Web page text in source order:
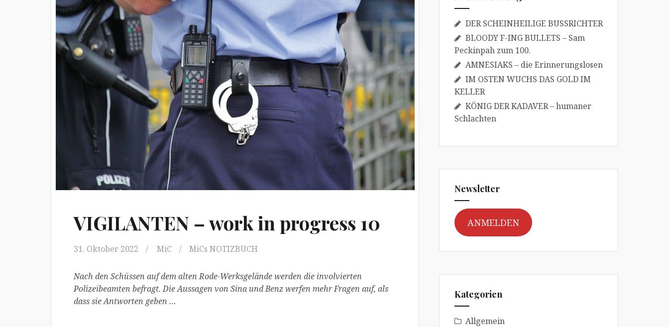
VIGILANTEN – work in progress 10
31. Oktober 2022 MiC MiCs NOTIZBUCH
Nach den Schüssen auf dem alten Rode-Werksgelände werden die involvierten
Polizeibeamten befragt. Die Aussagen von Sina und Benz werfen mehr Fragen auf, als
dass sie Antworten geben …
DER SCHEINHEILIGE BUSSRICHTER
BLOODY F-ING BULLETS – Sam
Peckinpah zum 100.
AMNESIAKS – die Erinnerungslosen
IM OSTEN WUCHS DAS GOLD IM
KELLER
KÖNIG DER KADAVER – humaner
Schlachten
Newsletter
ANMELDEN
Kategorien
Allgemein